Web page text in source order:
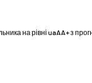
на рівні uaAA+ з